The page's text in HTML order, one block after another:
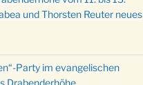
und Thorsten Reuter neues
Party im evangelischen